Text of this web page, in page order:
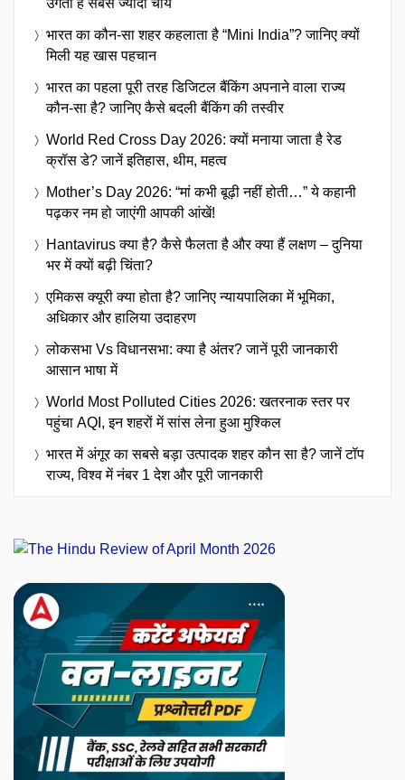
उगती है सबसे ज्यादा चाय
भारत का कौन-सा शहर कहलाता है “Mini India”? जानिए क्यों
मिली यह खास पहचान
भारत का पहला पूरी तरह डिजिटल बैंकिंग अपनाने वाला राज्य
कौन-सा है? जानिए कैसे बदली बैंकिंग की तस्वीर
World Red Cross Day 2026: क्यों मनाया जाता है रेड
क्रॉस डे? जानें इतिहास, थीम, महत्व
Mother’s Day 2026: “मां कभी बूढ़ी नहीं होती…” ये कहानी
पढ़कर नम हो जाएंगी आपकी आंखें!
Hantavirus क्या है? कैसे फैलता है और क्या हैं लक्षण – दुनिया
भर में क्यों बढ़ी चिंता?
एमिकस क्यूरी क्या होता है? जानिए न्यायपालिका में भूमिका,
अधिकार और हालिया उदाहरण
लोकसभा Vs विधानसभा: क्या है अंतर? जानें पूरी जानकारी
आसान भाषा में
World Most Polluted Cities 2026: खतरनाक स्तर पर
पहुंचा AQI, इन शहरों में सांस लेना हुआ मुश्किल
भारत में अंगूर का सबसे बड़ा उत्पादक शहर कौन सा है? जानें टॉप
राज्य, विश्व में नंबर 1 देश और पूरी जानकारी